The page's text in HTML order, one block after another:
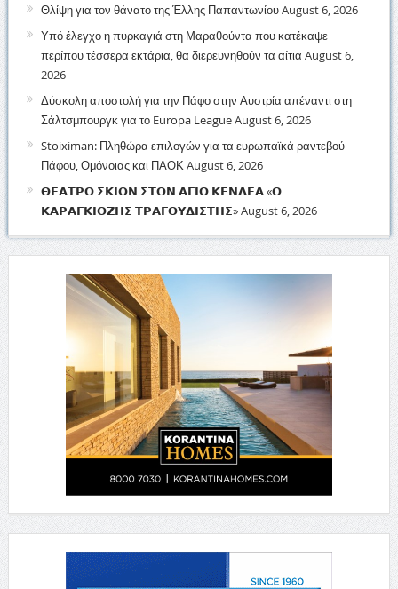
Θλίψη για τον θάνατο της Έλλης ΠαπαντωνίουAugust 6, 2026
Υπό έλεγχο η πυρκαγιά στη Μαραθούντα που κατέκαψε
περίπου τέσσερα εκτάρια, θα διερευνηθούν τα αίτια August 6,
2026
Δύσκολη αποστολή για την Πάφο στην Αυστρία απέναντι στη
Σάλτσμπουργκ για το Europa LeagueAugust 6, 2026
Stoiximan: Πληθώρα επιλογών για τα ευρωπαϊκά ραντεβού
Πάφου, Ομόνοιας και ΠΑΟΚAugust 6, 2026
𝝝𝝚𝝖𝝩𝝦𝝤 𝝨𝝟𝝞𝝮𝝢 𝝨𝝩𝝤𝝢 𝝖𝝘𝝞𝝤 𝝟𝝚𝝢𝝙𝝚𝝖 «𝝤
𝝟𝝖𝝦𝝖𝝘𝝟𝝞𝝤𝝛𝝜𝝨 𝝩𝝦𝝖𝝘𝝤𝝪𝝙𝝞𝝨𝝩𝝜𝝨»August 6, 2026